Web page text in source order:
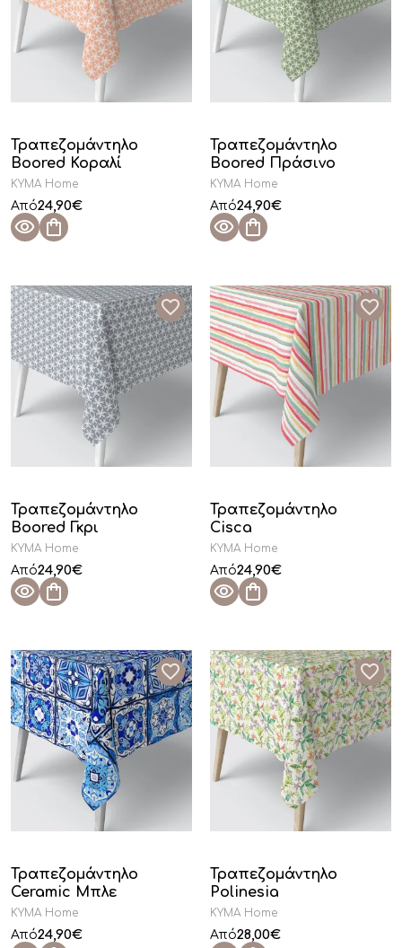
Τραπεζομάντηλο
Boored Κοραλί
KYMA Home
Από24,90€
Τραπεζομάντηλο
Boored Πράσινο
KYMA Home
Από24,90€
Τραπεζομάντηλο
Boored Γκρι
KYMA Home
Από24,90€
Τραπεζομάντηλο
Cisca
KYMA Home
Από24,90€
Τραπεζομάντηλο
Ceramic Μπλε
KYMA Home
Από24,90€
Τραπεζομάντηλο
Polinesia
KYMA Home
Από28,00€